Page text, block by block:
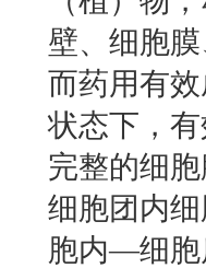
壁、细胞
而药用有
状态下，
完整的细
细胞团内
胞内—细胞